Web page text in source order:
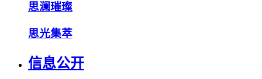
思澜璀璨
思光集萃
信息公开